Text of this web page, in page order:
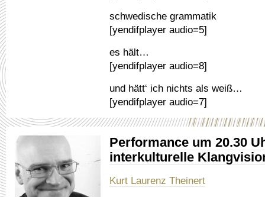
schwedische grammatik
[yendifplayer audio=5]
es hält…
[yendifplayer audio=8]
und hätt‘ ich nichts als weiß…
[yendifplayer audio=7]
Performance um 20.30
interkulturelle
Kurt Laurenz Theinert